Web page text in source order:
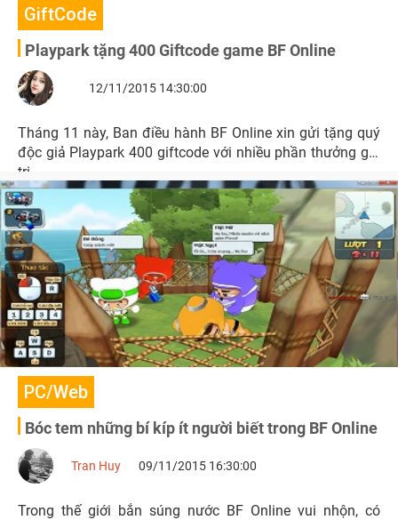
GiftCode
Playpark tặng 400 Giftcode game BF Online
12/11/2015 14:30:00
Tháng 11 này, Ban điều hành BF Online xin gửi tặng quý
độc giả Playpark 400 giftcode với nhiều phần thưởng giá
trị.
PC/Web
Bóc tem những bí kíp ít người biết trong BF Online
Tran Huy 09/11/2015 16:30:00
Trong thế giới bắn súng nước BF Online vui nhộn, có